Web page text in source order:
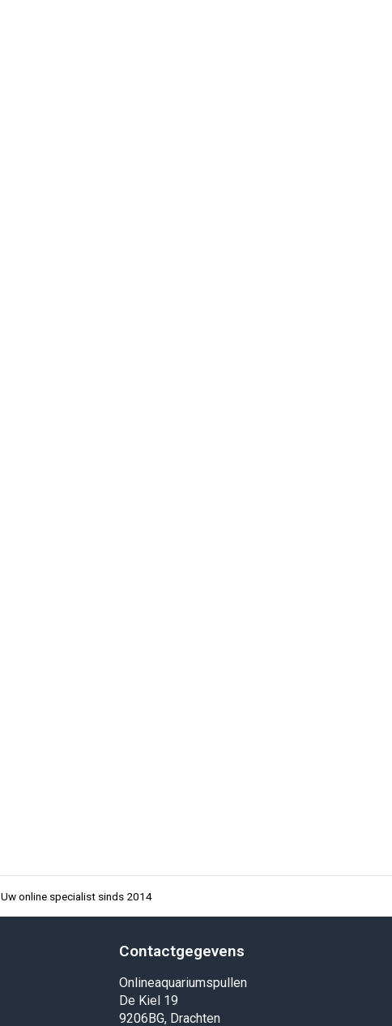
Uw online specialist sinds 2014
Contactgegevens
Onlineaquariumspullen
De Kiel 19
9206BG, Drachten